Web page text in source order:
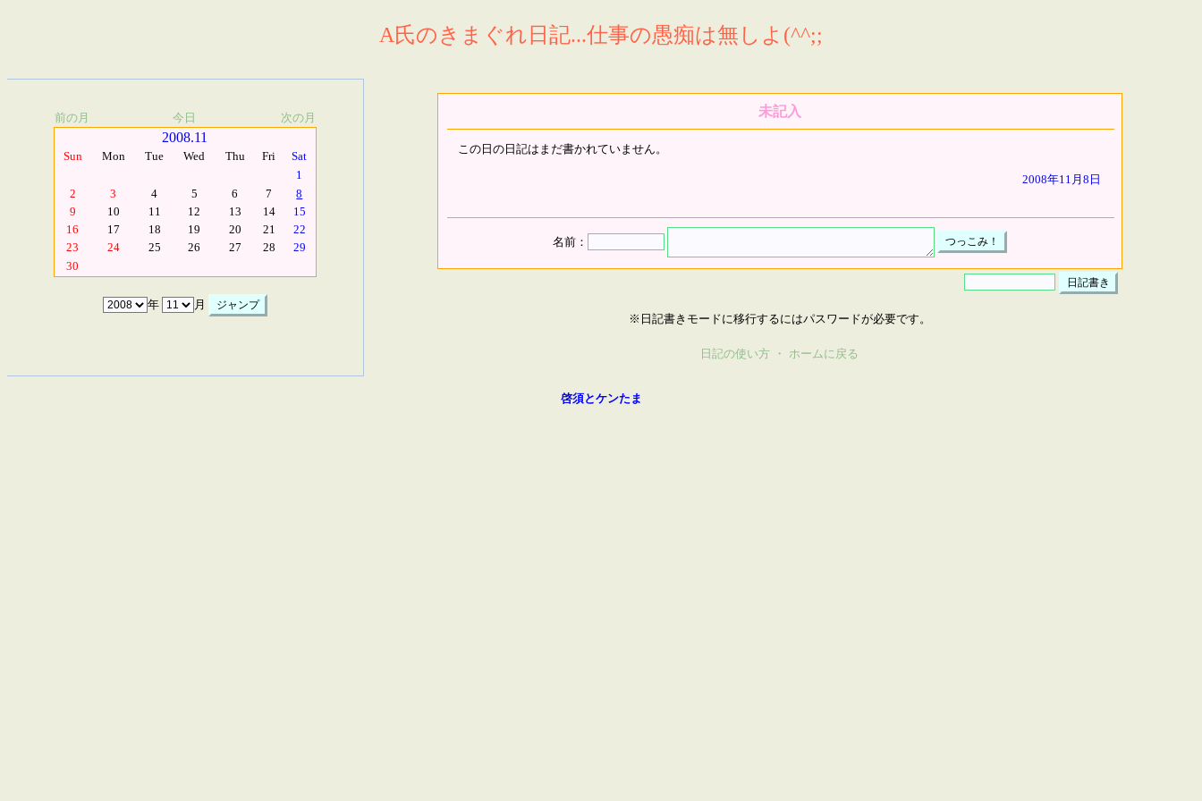
A氏のきまぐれ日記...仕事の愚痴は無しよ(^^;;
前の月 今日 次の月
2008.11
Sun Mon Tue Wed Thu Fri
Sat
1
2
3 4 5 6 7
8
9
10 11 12 13 14
15
16
17 18 19 20 21
22
23
24 25 26 27 28
29
30
年 月
未記入
この日の日記はまだ書かれていません。
2008年11月8日
名前：
※日記書きモードに移行するにはパスワードが必要です。
日記の使い方 ・ ホームに戻る
啓須とケンたま